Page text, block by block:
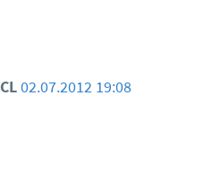
CL02.07.2012 19:08